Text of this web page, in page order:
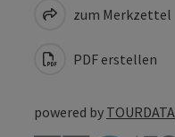
zum Merkzettel
PDF erstellen
powered by TOURDATA